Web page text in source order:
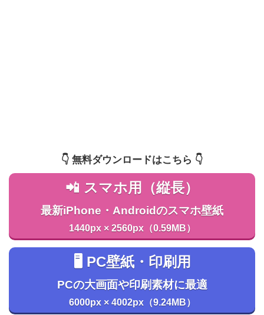
👇️ 無料ダウンロードはこちら 👇️
📲 スマホ用（縦長）
最新iPhone・Androidのスマホ壁紙
1440px × 2560px（0.59MB）
🖥️ PC壁紙・印刷用
PCの大画面や印刷素材に最適
6000px × 4002px（9.24MB）